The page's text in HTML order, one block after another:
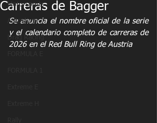
Motorsports
Autoshow
Drag Racing
Carreras de Bagger
Se anuncia el nombre oficial de la serie
y el calendario completo de carreras de
2026 en el Red Bull Ring de Austria